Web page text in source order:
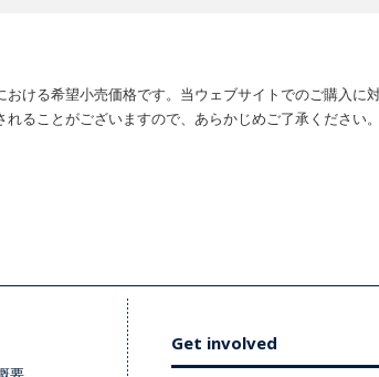
ける希望小売価格です。当ウェブサイトでのご購入
ることがございますので、あらかじめご了承ください。
Get involved